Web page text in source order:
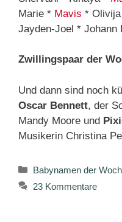
Marie * Mavis *
Jayden-Joel * Johann
Zwillingspaar der
Und dann sind noch
Oscar Bennett, der
Mandy Moore und
Musikerin Christina
Kategorien
Babynamen der
23 Kommentare